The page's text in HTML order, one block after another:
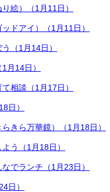
絵）（1月11日）
ドアイ）（1月11日）
（1月14日）
月14日）
相談（1月17日）
日）
きら万華鏡）（1月18日）
う（1月18日）
でランチ（1月23日）
日）